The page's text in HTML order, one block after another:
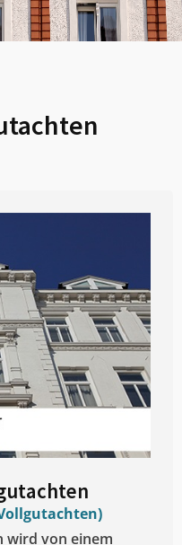
wird von einem